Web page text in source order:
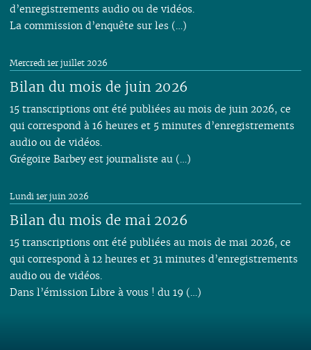
d’enregistrements audio ou de vidéos.
La commission d’enquête sur les (…)
Bilan du mois de juin 2026
Mercredi 1er juillet 2026
15 transcriptions ont été publiées au mois de juin 2026, ce
qui correspond à 16 heures et 5 minutes d’enregistrements
audio ou de vidéos.
Grégoire Barbey est journaliste au (…)
Bilan du mois de mai 2026
Lundi 1er juin 2026
15 transcriptions ont été publiées au mois de mai 2026, ce
qui correspond à 12 heures et 31 minutes d’enregistrements
audio ou de vidéos.
Dans l’émission Libre à vous ! du 19 (…)